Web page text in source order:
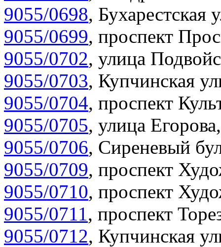
9055/0698, Бухарестская
9055/0699, проспект
9055/0702, улица
9055/0703, Купчинская
9055/0704, проспект
9055/0705, улица
9055/0706, Сиреневый
9055/0709, проспект
9055/0710, проспект
9055/0711, проспект
9055/0712, Купчинская